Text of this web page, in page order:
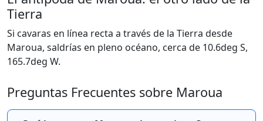
Tierra
Si cavaras en línea recta a través de la Tierra desde
Maroua, saldrías en pleno océano, cerca de 10.6deg S,
165.7deg W.
Preguntas Frecuentes sobre Maroua